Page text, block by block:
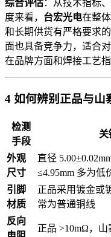
综合评估：从技术指标
度来看， 台宏光电在整
和长期供货有严格要求
面也具备竞争力，适合
在品牌方面和焊接工艺
4 如何辨别正品与山
检测
手段
关
外观
尺寸
直径
≤4.95mm 多为低
引脚
材质
正品采用镀金或
常为普通铜线
反向
正品 >10mΩ，山